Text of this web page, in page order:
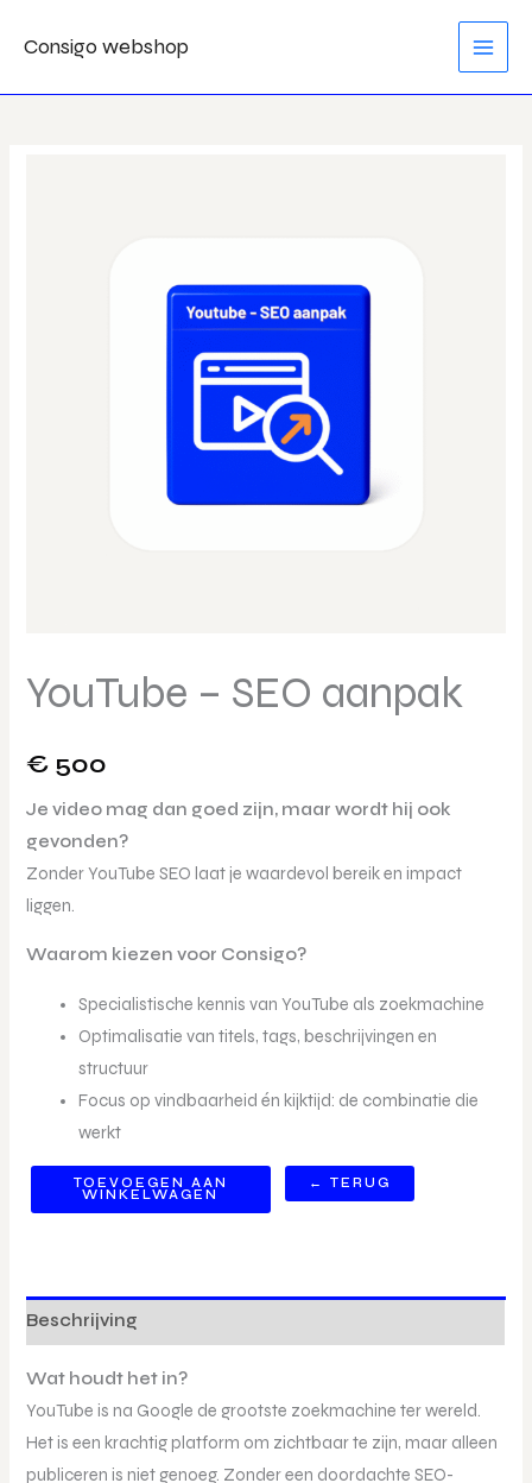
naarConsigo webshop
YouTube – SEO aanpak
€ 500
Je video mag dan goed zijn, maar wordt hij ook
gevonden?
Zonder YouTube SEO laat je waardevol bereik en impact
liggen.
Waarom kiezen voor Consigo?
Specialistische kennis van YouTube als zoekmachine
Optimalisatie van titels, tags, beschrijvingen en
structuur
Focus op vindbaarheid én kijktijd: de combinatie die
werkt
TOEVOEGEN AAN
WINKELWAGEN
← TERUG
Beschrijving
Wat houdt het in?
YouTube is na Google de grootste zoekmachine ter wereld.
Het is een krachtig platform om zichtbaar te zijn, maar alleen
publiceren is niet genoeg. Zonder een doordachte SEO-